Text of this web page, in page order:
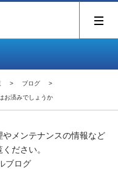
ブログ
お済みでしょうか
やメンテナンスの情報など
ださい。
ブログ